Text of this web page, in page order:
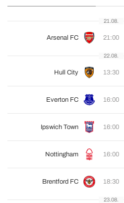
21.08.
Arsenal FC 21:00
22.08.
Hull City 13:30
Everton FC 16:00
Ipswich Town 16:00
Nottingham 16:00
Brentford FC 18:30
23.08.